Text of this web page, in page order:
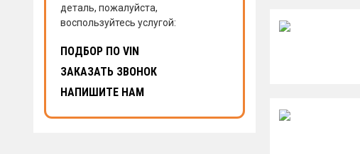
деталь, пожалуйста,
воспользуйтесь услугой:
ПОДБОР ПО VIN
ЗАКАЗАТЬ ЗВОНОК
НАПИШИТЕ НАМ